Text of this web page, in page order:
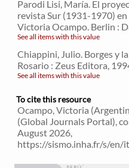
Parodi Lisi, María. El
revista Sur (1931-1970)
Victoria Ocampo. Berlin :
See all items with this value
Chiappini, Julio. Borges y
Rosario : Zeus Editora,
See all items with this value
To cite this resource
Ocampo, Victoria
(Global Journals Portal),
August 2026,
https://sismo.inha.fr/s/en/